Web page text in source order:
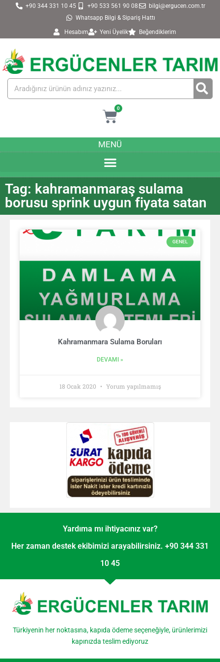
+90 344 331 10 45 +90 533 561 90 08
bilgi@ergucen.com.tr
Whatsapp Bilgi & Sipariş Hattı
Hesabım Yeni Üyelik Beğendiklerim
0
MENÜ
Tag: kahramanmaraş sulama
borusu sprink uygun fiyata satan
GENEL
Kahramanmara Sulama Boruları
DEVAMI »
18 Ocak 2020 Yorum yapılmamış
Yardıma mı ihtiyacınız var?
Her zaman destek ekibimizi arayabilirsiniz. +90 344 331
10 45
Türkiyenin her noktasına, kapıda ödeme seçeneğiyle, ürünlerimizi
kapınızda teslim ediyoruz